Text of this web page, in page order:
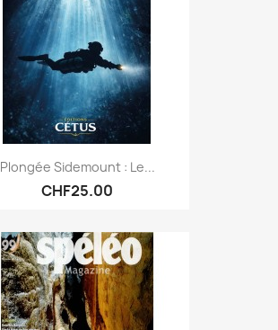
Plongée Sidemount : Le...
CHF25.00